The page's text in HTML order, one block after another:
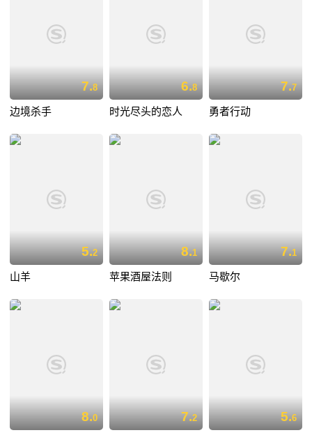
7.8
边境杀手
6.8
时光尽头的恋人
7.7
勇者行动
5.2
山羊
8.1
苹果酒屋法则
7.1
马歇尔
8.0 7.2 5.6